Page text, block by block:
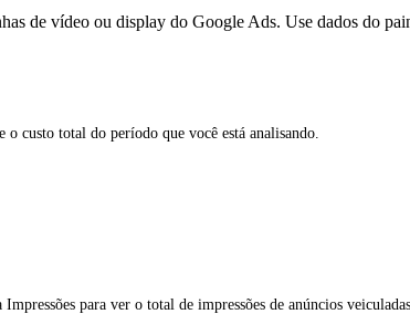
de vídeo ou display do Google Ads. Use dados do
o custo total do período que você está analisando.
para ver o total de impressões de anúncios veiculadas.